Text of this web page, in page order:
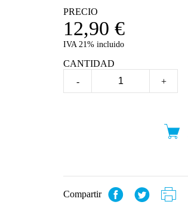
PRECIO
12,90 €
IVA 21% incluido
CANTIDAD
-
+
Compartir